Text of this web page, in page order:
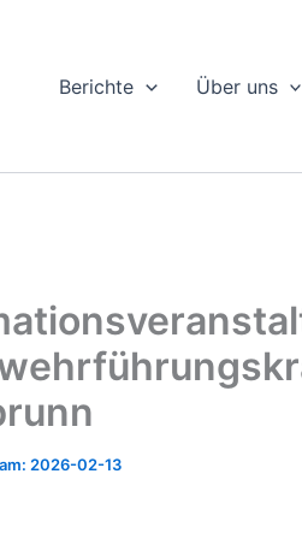
Berichte Über uns
2026-02-13